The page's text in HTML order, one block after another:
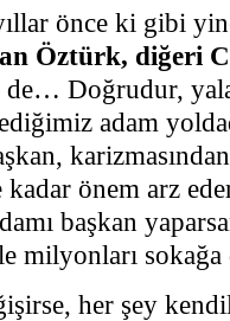
önce ki gibi
Öztürk, diğeri
Doğrudur,
adam
önem arz
başkan
milyonları sokağa
her şey